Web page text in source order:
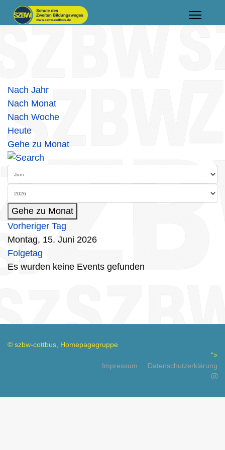
Nach Jahr
Nach Monat
Nach Woche
Heute
Gehe zu Monat
Gehe zu Monat
Vorheriger Tag
Montag, 15. Juni 2026
Folgetag
Es wurden keine Events gefunden
© szbw-cottbus, Homepagegruppe
Impressum
">
Datenschutzerklärung